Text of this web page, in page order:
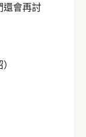
還會再討